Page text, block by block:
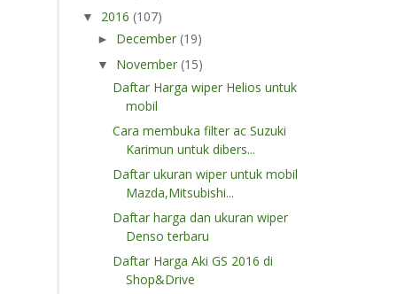
▼ 2016 (107)
► December (19)
▼ November (15)
Daftar Harga wiper Helios untuk
mobil
Cara membuka filter ac Suzuki
Karimun untuk dibers...
Daftar ukuran wiper untuk mobil
Mazda,Mitsubishi...
Daftar harga dan ukuran wiper
Denso terbaru
Daftar Harga Aki GS 2016 di
Shop&Drive